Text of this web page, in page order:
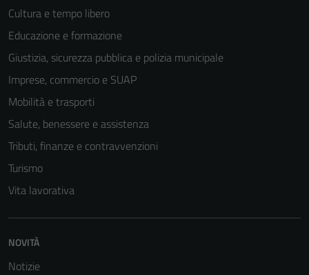
Cultura e tempo libero
Educazione e formazione
Giustizia, sicurezza pubblica e polizia municipale
Imprese, commercio e SUAP
Mobilità e trasporti
Salute, benessere e assistenza
Tributi, finanze e contravvenzioni
Turismo
Vita lavorativa
NOVITÀ
Notizie